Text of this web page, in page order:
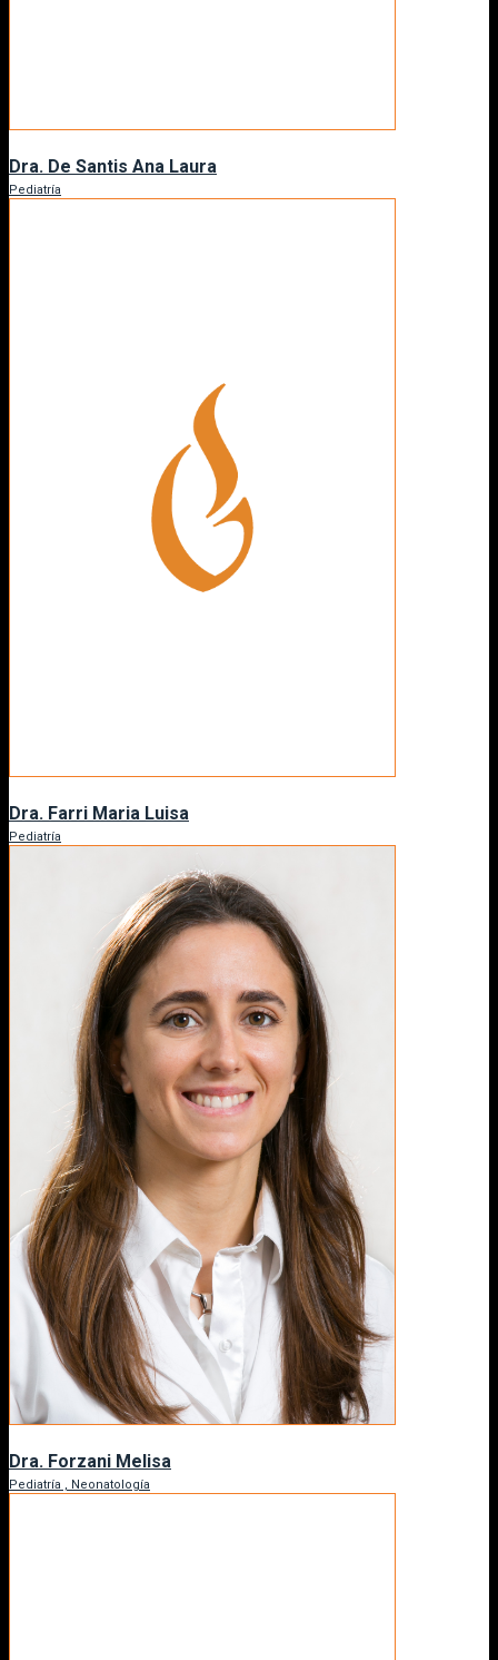
Dra. De Santis Ana Laura
Pediatría
Dra. Farri Maria Luisa
Pediatría
Dra. Forzani Melisa
Pediatría , Neonatología